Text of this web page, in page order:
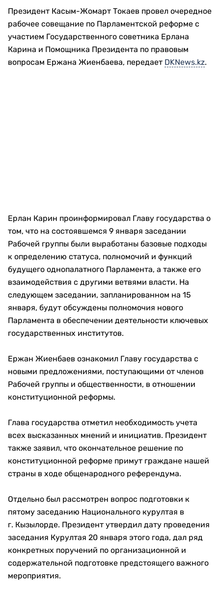
Президент Касым-Жомарт Токаев провел очередное
рабочее совещание по Парламентской реформе с
участием Государственного советника Ерлана
Карина и Помощника Президента по правовым
вопросам Ержана Жиенбаева, передает DKNews.kz.
Ерлан Карин проинформировал Главу государства о
том, что на состоявшемся 9 января заседании
Рабочей группы были выработаны базовые подходы
к определению статуса, полномочий и функций
будущего однопалатного Парламента, а также его
взаимодействия с другими ветвями власти. На
следующем заседании, запланированном на 15
января, будут обсуждены полномочия нового
Парламента в обеспечении деятельности ключевых
государственных институтов.
Ержан Жиенбаев ознакомил Главу государства с
новыми предложениями, поступающими от членов
Рабочей группы и общественности, в отношении
конституционной реформы.
Глава государства отметил необходимость учета
всех высказанных мнений и инициатив. Президент
также заявил, что окончательное решение по
конституционной реформе примут граждане нашей
страны в ходе общенародного референдума.
Отдельно был рассмотрен вопрос подготовки к
пятому заседанию Национального курултая в
г. Кызылорде. Президент утвердил дату проведения
заседания Курултая 20 января этого года, дал ряд
конкретных поручений по организационной и
содержательной подготовке предстоящего важного
мероприятия.